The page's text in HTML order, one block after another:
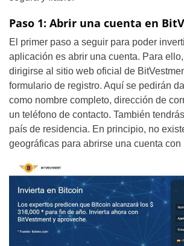
Paso 1: Abrir una cuenta en
El primer paso a seguir para poder
aplicación es abrir una cuenta. Para
dirigirse al sitio web oficial de
formulario de registro. Aquí se pedirán
como nombre completo, dirección de
un teléfono de contacto. También
país de residencia. En principio, no
geográficas para abrirse una cuenta con